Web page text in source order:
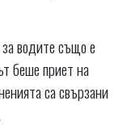
водите също е
беше приет на
са свързани